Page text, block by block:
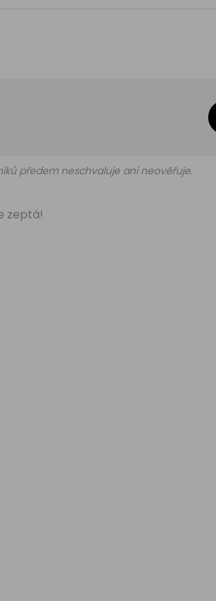
předem neschvaluje ani neověřuje.
zeptá!